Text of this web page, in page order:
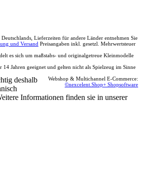
Lieferzeiten für andere Länder entnehmen Sie
und Versand Preisangaben inkl. gesetzl. Mehrwertsteuer
es sich um maßstabs- und originalgetreue Kleinmodelle
Jahren geeignet und gelten nicht als Spielzeug im Sinne
Webshop & Multichannel E-Commerce:
©nexcelent.Shop+ Shopsoftware
deshalb
Informationen finden sie in unserer